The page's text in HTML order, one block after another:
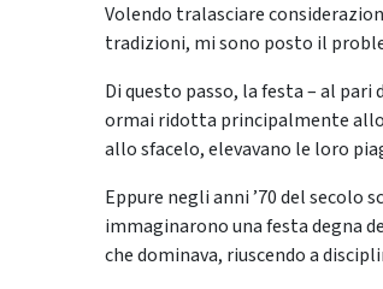
Volendo tralasciare
tradizioni, mi sono posto il
Di questo passo, la festa – al
ormai ridotta principalmente
allo sfacelo, elevavano le loro
Eppure negli anni ’70 del secolo
immaginarono una festa degna
che do­minava, riuscendo a